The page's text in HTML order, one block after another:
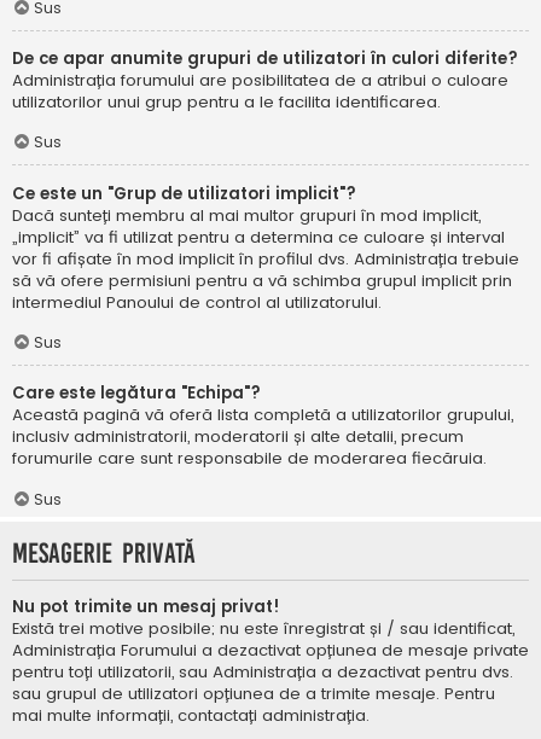
Sus
De ce apar anumite grupuri de utilizatori în culori diferite?
Administrația forumului are posibilitatea de a atribui o culoare
utilizatorilor unui grup pentru a le facilita identificarea.
Sus
Ce este un "Grup de utilizatori implicit"?
Dacă sunteți membru al mai multor grupuri în mod implicit,
„implicit” va fi utilizat pentru a determina ce culoare și interval
vor fi afișate în mod implicit în profilul dvs. Administrația trebuie
să vă ofere permisiuni pentru a vă schimba grupul implicit prin
intermediul Panoului de control al utilizatorului.
Sus
Care este legătura "Echipa"?
Această pagină vă oferă lista completă a utilizatorilor grupului,
inclusiv administratorii, moderatorii și alte detalii, precum
forumurile care sunt responsabile de moderarea fiecăruia.
Sus
Mesagerie privată
Nu pot trimite un mesaj privat!
Există trei motive posibile; nu este înregistrat și / sau identificat,
Administrația Forumului a dezactivat opțiunea de mesaje private
pentru toți utilizatorii, sau Administrația a dezactivat pentru dvs.
sau grupul de utilizatori opțiunea de a trimite mesaje. Pentru
mai multe informații, contactați administrația.